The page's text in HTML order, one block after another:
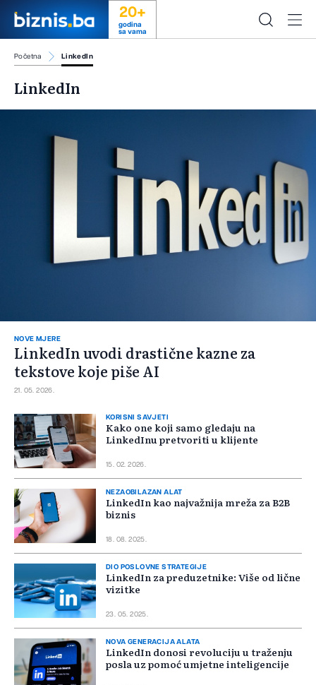
20+
godina
sa vama
Početna LinkedIn
LinkedIn
NOVE MJERE
LinkedIn uvodi drastične kazne za
tekstove koje piše AI
21. 05. 2026.
KORISNI SAVJETI
Kako one koji samo gledaju na
LinkedInu pretvoriti u klijente
15. 02. 2026.
NEZAOBILAZAN ALAT
LinkedIn kao najvažnija mreža za B2B
biznis
18. 08. 2025.
DIO POSLOVNE STRATEGIJE
LinkedIn za preduzetnike: Više od lične
vizitke
23. 05. 2025.
NOVA GENERACIJA ALATA
LinkedIn donosi revoluciju u traženju
posla uz pomoć umjetne inteligencije